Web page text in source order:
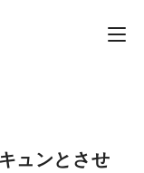
キュンとさせ